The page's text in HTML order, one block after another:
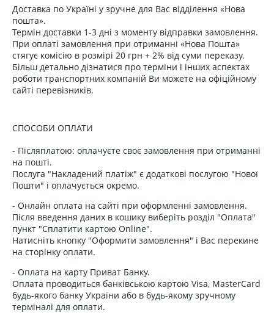
Доставка по Україні у зручне для Вас відділення «Нова
пошта».
Термін доставки 1-3 дні з моменту відправки замовлення.
При оплаті замовлення при отриманні «Нова Пошта»
стягує комісію в розмірі 20 грн + 2% від суми переказу.
Більш детально дізнатися про терміни і інших аспектах
роботи транспортних компаній Ви можете на офіційному
сайті перевізників.
СПОСОБИ ОПЛАТИ
- Післяплатою: оплачуєте своє замовлення при отриманні
на пошті.
Послуга "Накладений платіж" є додаткові послугою "Нової
Пошти" і оплачується окремо.
- Онлайн оплата на сайті при оформленні замовлення.
Після введення даних в кошику виберіть розділ "Оплата"
пункт "Сплатити картою Online".
Натисніть кнопку "Оформити замовлення" і Вас перекине
на сторінку оплати.
- Оплата на карту Приват Банку.
Оплата проводиться банківською картою Visa, MasterCard
будь-якого банку України або в будь-якому зручному
терміналі для оплати.